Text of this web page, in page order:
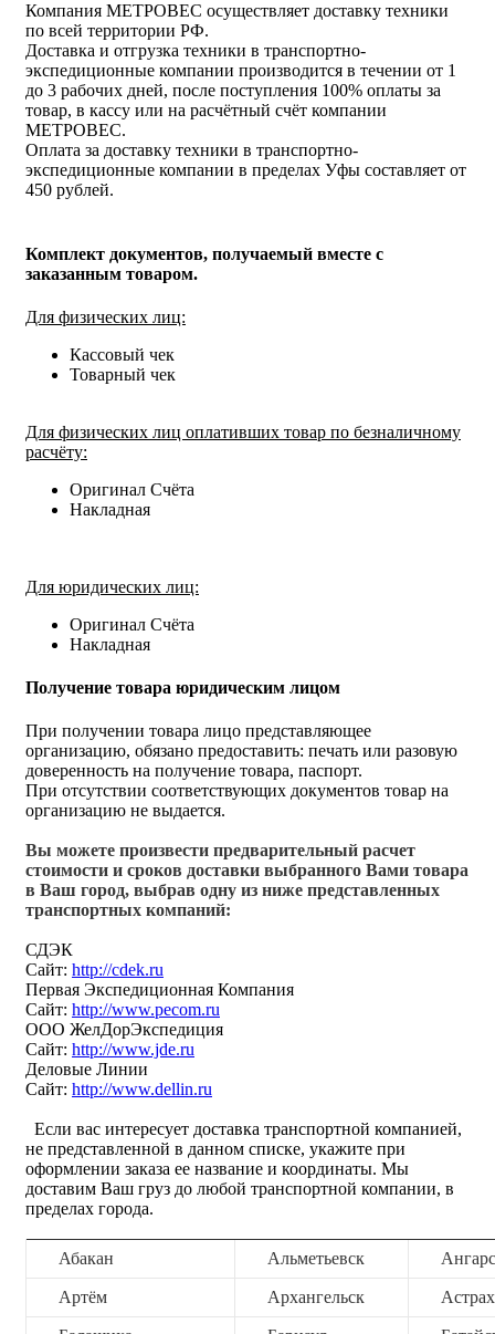
Компания МЕТРОВЕС осуществляет доставку техники
по всей территории РФ.
Доставка и отгрузка техники в транспортно-
экспедиционные компании производится в течении от 1
до 3 рабочих дней, после поступления 100% оплаты за
товар, в кассу или на расчётный счёт компании
МЕТРОВЕС.
Оплата за доставку техники в транспортно-
экспедиционные компании в пределах Уфы составляет от
450 рублей.
Комплект документов, получаемый вместе с
заказанным товаром.
Для физических лиц:
Кассовый чек
Товарный чек
Для физических лиц оплативших товар по безналичному
расчёту:
Оригинал Счёта
Накладная
Для юридических лиц:
Оригинал Счёта
Накладная
Получение товара юридическим лицом
При получении товара лицо представляющее
организацию, обязано предоставить: печать или разовую
доверенность на получение товара, паспорт.
При отсутствии соответствующих документов товар на
организацию не выдается.
Вы можете произвести предварительный расчет
стоимости и сроков доставки выбранного Вами товара
в Ваш город, выбрав одну из ниже представленных
транспортных компаний:
СДЭК
Сайт: http://cdek.ru
Первая Экспедиционная Компания
Сайт: http://www.pecom.ru
ООО ЖелДорЭкспедиция
Сайт: http://www.jde.ru
Деловые Линии
Сайт: http://www.dellin.ru
Если вас интересует доставка транспортной компанией,
не представленной в данном списке, укажите при
оформлении заказа ее название и координаты. Мы
доставим Ваш груз до любой транспортной компании, в
пределах города.
Абакан Альметьевск
Артём Архангельск